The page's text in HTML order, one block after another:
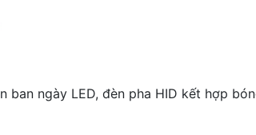
ngày LED, đèn pha HID kết hợp